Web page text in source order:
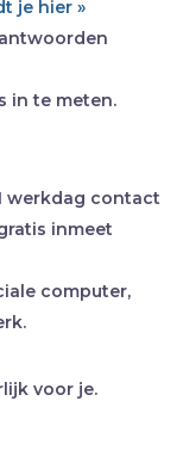
je hier »
in te meten.
werkdag contact
inmeet
computer,
voor je.